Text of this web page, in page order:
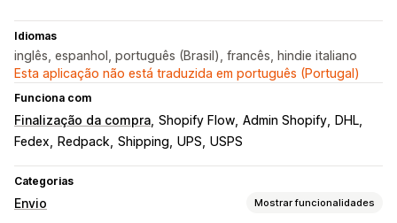
Idiomas
inglês, espanhol, português (Brasil), francês, hindie italiano
Esta aplicação não está traduzida em português (Portugal)
Funciona com
Finalização da compra Shopify Flow Admin Shopify
DHL
Fedex
Redpack Shipping UPS USPS
Categorias
Envio Mostrar funcionalidades